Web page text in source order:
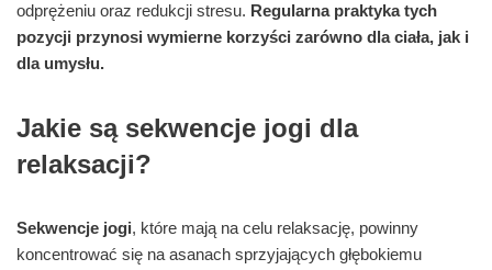
odprężeniu oraz redukcji stresu. Regularna praktyka tych
pozycji przynosi wymierne korzyści zarówno dla ciała, jak i
dla umysłu.
Jakie są sekwencje jogi dla
relaksacji?
Sekwencje jogi, które mają na celu relaksację, powinny
koncentrować się na asanach sprzyjających głębokiemu